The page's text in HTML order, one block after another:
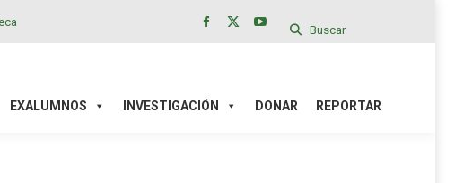
in
in
YouTube
in
Buscar
EXALUMNOS INVESTIGACIÓN DONAR REPORTAR